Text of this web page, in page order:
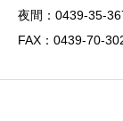
夜間：0439-35-
FAX：0439-70-